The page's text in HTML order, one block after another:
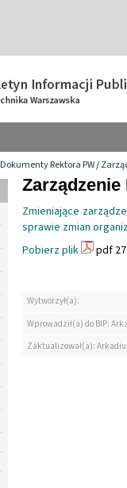
Dokumenty Rektora PW/
Zarządzenie
Zmieniające
sprawie zmian
Pobierz plik
pdf
Wytworzył(a):
Wprowadził(a) do BIP:
Zaktualizował(a):